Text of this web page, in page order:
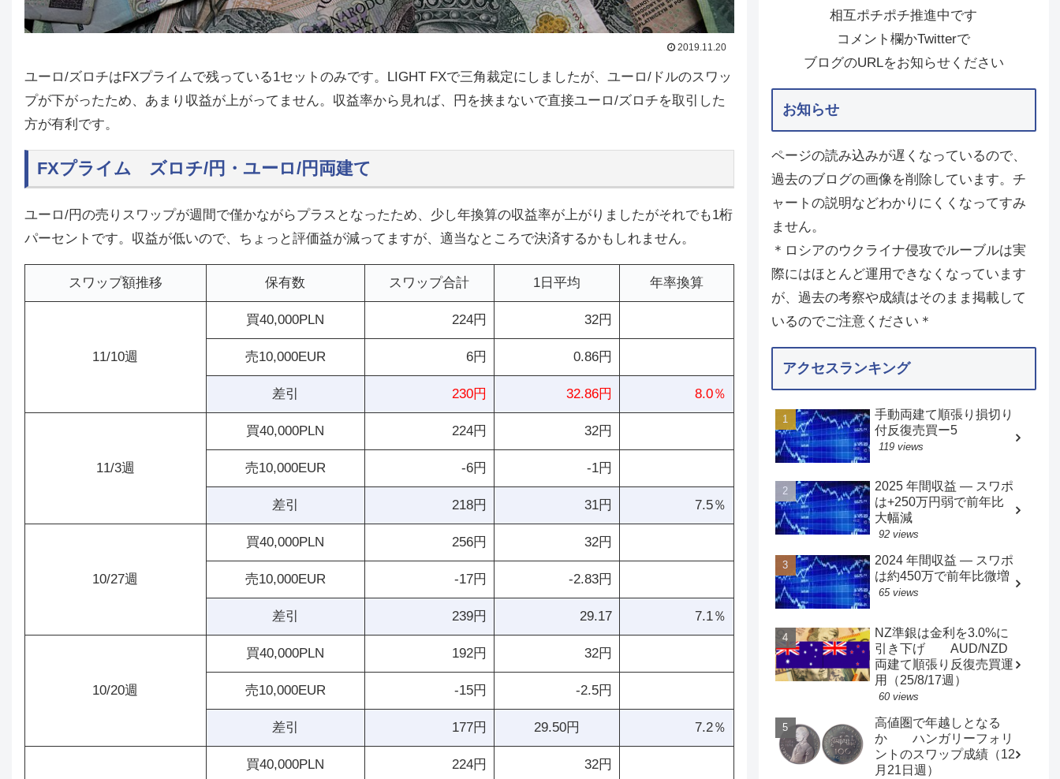
2019.11.20
ユーロ/ズロチはFXプライムで残っている1セットのみです。LIGHT FXで三角裁定にしましたが、ユーロ/ドルのスワッ
プが下がったため、あまり収益が上がってません。収益率から見れば、円を挟まないで直接ユーロ/ズロチを取引した
方が有利です。
FXプライム ズロチ/円・ユーロ/円両建て
ユーロ/円の売りスワップが週間で僅かながらプラスとなったため、少し年換算の収益率が上がりましたがそれでも1桁
パーセントです。収益が低いので、ちょっと評価益が減ってますが、適当なところで決済するかもしれません。
スワップ額推移 保有数 スワップ合計 1日平均 年率換算
11/10週
買40,000PLN 224円 32円
売10,000EUR 6円 0.86円
差引 230円 32.86円 8.0％
11/3週
買40,000PLN 224円 32円
売10,000EUR -6円 -1円
差引 218円 31円 7.5％
10/27週
買40,000PLN 256円 32円
売10,000EUR -17円 -2.83円
差引 239円 29.17 7.1％
10/20週
買40,000PLN 192円 32円
売10,000EUR -15円 -2.5円
差引 177円 29.50円 7.2％
買40,000PLN 224円 32円
相互ポチポチ推進中です
コメント欄かTwitterで
ブログのURLをお知らせください
お知らせ
ページの読み込みが遅くなっているので、
過去のブログの画像を削除しています。チ
ャートの説明などわかりにくくなってすみ
ません。
＊ロシアのウクライナ侵攻でルーブルは実
際にはほとんど運用できなくなっています
が、過去の考察や成績はそのまま掲載して
いるのでご注意ください＊
アクセスランキング
手動両建て順張り損切り
付反復売買ー5
119 views
2025 年間収益 — スワポ
は+250万円弱で前年比
大幅減
92 views
2024 年間収益 — スワポ
は約450万で前年比微増
65 views
NZ準銀は金利を3.0%に
引き下げ AUD/NZD
両建て順張り反復売買運
用（25/8/17週）
60 views
高値圏で年越しとなる
か ハンガリーフォリ
ントのスワップ成績（12
月21日週）